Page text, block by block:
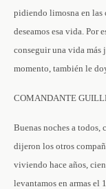
pidiendo limosna en las
deseamos esa vida. Por
conseguir una vida más
momento, también le
COMANDANTE
Buenas noches a todos,
dijeron los otros
viviendo hace años,
levantamos en armas el